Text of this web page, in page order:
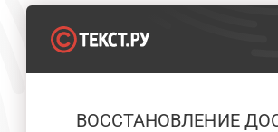
ВОССТАНОВЛЕНИЕ